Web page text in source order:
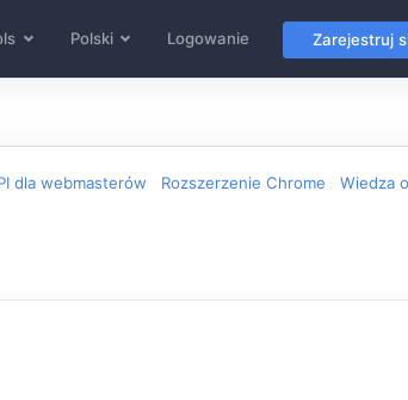
Polski Logowanie Zarejestruj
dla webmasterów Rozszerzenie Chrome Wiedza